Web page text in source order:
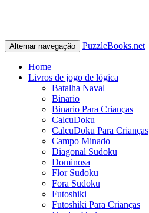
Alternar navegação PuzzleBooks.net
Home
Livros de jogo de lógica
Batalha Naval
Binario
Binario Para Crianças
CalcuDoku
CalcuDoku Para Crianças
Campo Minado
Diagonal Sudoku
Dominosa
Flor Sudoku
Fora Sudoku
Futoshiki
Futoshiki Para Crianças